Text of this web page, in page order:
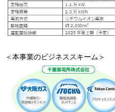
＜本事業のビジネススキーム＞